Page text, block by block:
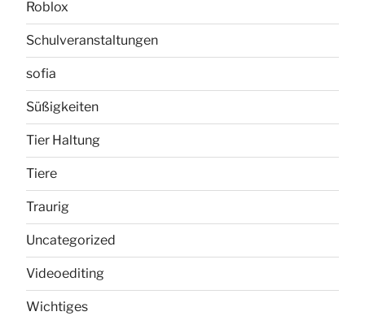
Roblox
Schulveranstaltungen
sofia
Süßigkeiten
Tier Haltung
Tiere
Traurig
Uncategorized
Videoediting
Wichtiges